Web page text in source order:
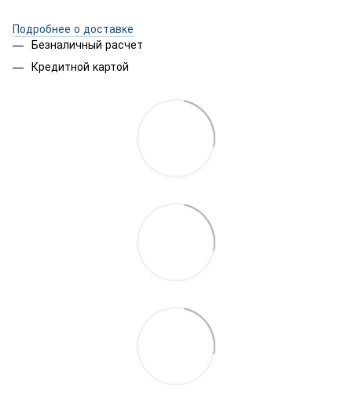
Подробнее о доставке
Безналичный расчет
Кредитной картой